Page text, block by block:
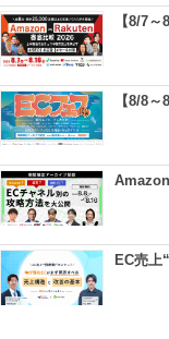
【8/7
【8/8
EC売上